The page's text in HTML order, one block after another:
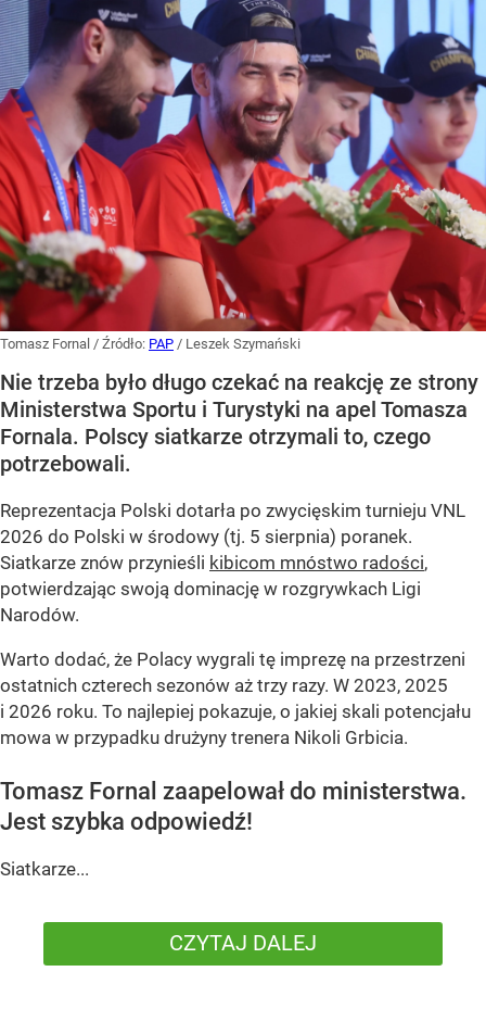
Tomasz Fornal / Źródło: PAP / Leszek Szymański
Nie trzeba było długo czekać na reakcję ze strony
Ministerstwa Sportu i Turystyki na apel Tomasza
Fornala. Polscy siatkarze otrzymali to, czego
potrzebowali.
Reprezentacja Polski dotarła po zwycięskim turnieju VNL
2026 do Polski w środowy (tj. 5 sierpnia) poranek.
Siatkarze znów przynieśli kibicom mnóstwo radości,
potwierdzając swoją dominację w rozgrywkach Ligi
Narodów.
Warto dodać, że Polacy wygrali tę imprezę na przestrzeni
ostatnich czterech sezonów aż trzy razy. W 2023, 2025
i 2026 roku. To najlepiej pokazuje, o jakiej skali potencjału
mowa w przypadku drużyny trenera Nikoli Grbicia.
Tomasz Fornal zaapelował do ministerstwa.
Jest szybka odpowiedź!
Siatkarze...
CZYTAJ DALEJ